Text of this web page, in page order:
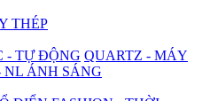
THÉP
- TỰ ĐỘNG QUARTZ - MÁY
NL ÁNH SÁNG